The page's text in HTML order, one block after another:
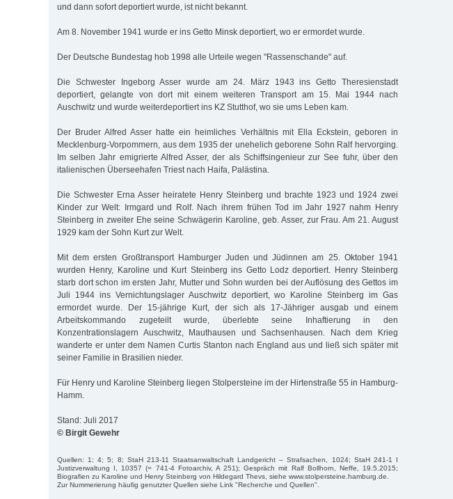
und dann sofort deportiert wurde, ist nicht bekannt.
Am 8. November 1941 wurde er ins Getto Minsk deportiert, wo er ermordet wurde.
Der Deutsche Bundestag hob 1998 alle Urteile wegen "Rassenschande" auf.
Die Schwester Ingeborg Asser wurde am 24. März 1943 ins Getto Theresienstadt
deportiert, gelangte von dort mit einem weiteren Transport am 15. Mai 1944 nach
Auschwitz und wurde weiterdeportiert ins KZ Stutthof, wo sie ums Leben kam.
Der Bruder Alfred Asser hatte ein heimliches Verhältnis mit Ella Eckstein, geboren in
Mecklenburg-Vorpommern, aus dem 1935 der unehelich geborene Sohn Ralf hervorging.
Im selben Jahr emigrierte Alfred Asser, der als Schiffsingenieur zur See fuhr, über den
italienischen Überseehafen Triest nach Haifa, Palästina.
Die Schwester Erna Asser heiratete Henry Steinberg und brachte 1923 und 1924 zwei
Kinder zur Welt: Irmgard und Rolf. Nach ihrem frühen Tod im Jahr 1927 nahm Henry
Steinberg in zweiter Ehe seine Schwägerin Karoline, geb. Asser, zur Frau. Am 21. August
1929 kam der Sohn Kurt zur Welt.
Mit dem ersten Großtransport Hamburger Juden und Jüdinnen am 25. Oktober 1941
wurden Henry, Karoline und Kurt Steinberg ins Getto Lodz deportiert. Henry Steinberg
starb dort schon im ersten Jahr, Mutter und Sohn wurden bei der Auflösung des Gettos im
Juli 1944 ins Vernichtungslager Auschwitz deportiert, wo Karoline Steinberg im Gas
ermordet wurde. Der 15-jährige Kurt, der sich als 17-Jähriger ausgab und einem
Arbeitskommando zugeteilt wurde, überlebte seine Inhaftierung in den
Konzentrationslagern Auschwitz, Mauthausen und Sachsenhausen. Nach dem Krieg
wanderte er unter dem Namen Curtis Stanton nach England aus und ließ sich später mit
seiner Familie in Brasilien nieder.
Für Henry und Karoline Steinberg liegen Stolpersteine im der Hirtenstraße 55 in Hamburg-
Hamm.
Stand: Juli 2017
© Birgit Gewehr
Quellen: 1; 4; 5; 8; StaH 213-11 Staatsanwaltschaft Landgericht – Strafsachen, 1024; StaH 241-1 I
Justizverwaltung I, 10357 (= 741-4 Fotoarchiv, A 251); Gespräch mit Ralf Bollhorn, Neffe, 19.5.2015;
Biografien zu Karoline und Henry Steinberg von Hildegard Thevs, siehe www.stolpersteine.hamburg.de.
Zur Nummerierung häufig genutzter Quellen siehe Link "Recherche und Quellen".